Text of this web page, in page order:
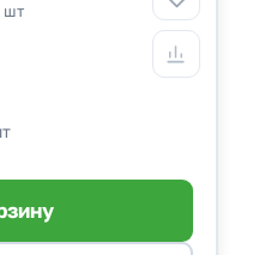
шт